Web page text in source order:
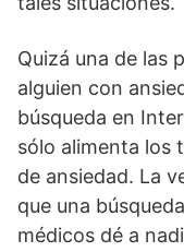
Quizá una de las
alguien con
búsqueda en
sólo alimenta los
de ansiedad. La
que una
médicos dé a